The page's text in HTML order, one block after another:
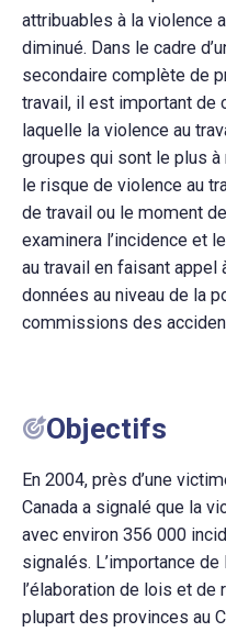
attribuables à la violence
diminué. Dans le cadre
secondaire complète de
travail, il est important de
laquelle la violence au
groupes qui sont le plus
le risque de violence au
de travail ou le moment
examinera l’incidence et
au travail en faisant
données au niveau de la
commissions des
Objectifs
En 2004, près d’une
Canada a signalé que la
avec environ 356 000
signalés. L’importance
l’élaboration de lois et
plupart des provinces au